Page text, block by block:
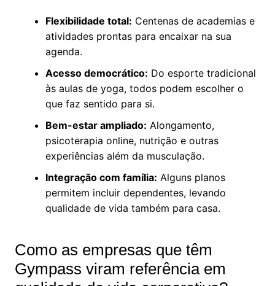
Flexibilidade total: Centenas de academias e
atividades prontas para encaixar na sua
agenda.
Acesso democrático: Do esporte tradicional
às aulas de yoga, todos podem escolher o
que faz sentido para si.
Bem-estar ampliado: Alongamento,
psicoterapia online, nutrição e outras
experiências além da musculação.
Integração com família: Alguns planos
permitem incluir dependentes, levando
qualidade de vida também para casa.
Como as empresas que têm
Gympass viram referência em